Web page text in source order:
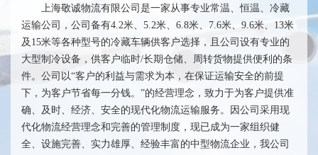
上海敬诚物流有限公司是一家从事专业常温、恒温、冷藏
运输公司，公司备有4.2米、5.2米、6.8米、7.6米、9.6米、13米
及15米等各种型号的冷藏车辆供客户选择，且公司设有专业的
大型制冷设备，供客户临时/长期仓储、周转货物提供便利的条
件。公司以“客户的利益与需求为本，在保证运输安全的前提
下，为客户节省每一分钱。”的经营理念，致力于为客户提供准
确、及时、经济、安全的现代化物流运输服务。因公司采用现
代化物流经营理念和完善的管理制度，现已成为一家组织健
全、设施完善、实力雄厚、经验丰富的中型物流企业，我公司